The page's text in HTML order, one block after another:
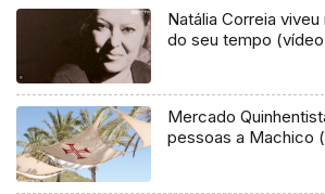
Natália Correia
do seu tempo
Mercado
pessoas a Machico